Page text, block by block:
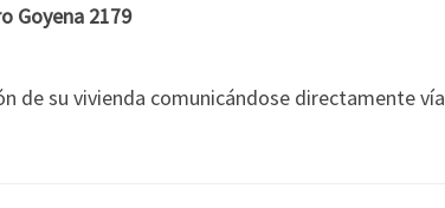
Goyena 2179
de su vivienda comunicándose directamente vía